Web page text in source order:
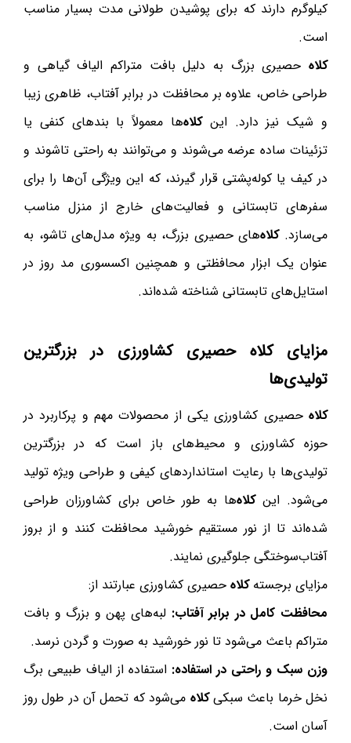
کیلوگرم دارند که برای پوشیدن طولانی مدت بسیار مناسب
است.
کلاه حصیری بزرگ به دلیل بافت متراکم الیاف گیاهی و
طراحی خاص، علاوه بر محافظت در برابر آفتاب، ظاهری زیبا
و شیک نیز دارد. اینکلاه‌ها معمولاً با بندهای کنفی یا
تزئینات ساده عرضه می‌شوند و می‌توانند به راحتی تاشوند و
در کیف یا کوله‌پشتی قرار گیرند، که این ویژگی آن‌ها را برای
سفرهای تابستانی و فعالیت‌های خارج از منزل مناسب
می‌سازد.کلاه‌های حصیری بزرگ، به ویژه مدل‌های تاشو، به
عنوان یک ابزار محافظتی و همچنین اکسسوری مد روز در
استایل‌های تابستانی شناخته شده‌اند.
مزایایکلاه حصیری کشاورزی در بزرگترین
تولیدی‌ها
کلاه حصیری کشاورزی یکی از محصولات مهم و پرکاربرد در
حوزه کشاورزی و محیط‌های باز است که در بزرگترین
تولیدی‌ها با رعایت استانداردهای کیفی و طراحی ویژه تولید
می‌شود. اینکلاه‌ها به طور خاص برای کشاورزان طراحی
شده‌اند تا از نور مستقیم خورشید محافظت کنند و از بروز
آفتاب‌سوختگی جلوگیری نمایند.
مزایای برجستهکلاه حصیری کشاورزی عبارتند از:
محافظت کامل در برابر آفتاب: لبه‌های پهن و بزرگ و بافت
متراکم باعث می‌شود تا نور خورشید به صورت و گردن نرسد.
وزن سبک و راحتی در استفاده: استفاده از الیاف طبیعی برگ
نخل خرما باعث سبکیکلاه می‌شود که تحمل آن در طول روز
آسان است.